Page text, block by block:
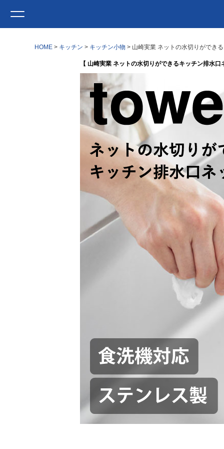
HOME キッチン キッチン小物 山崎実業 ネットの水切りができ
【 山崎実業 ネットの水切りができるキッチン排水口